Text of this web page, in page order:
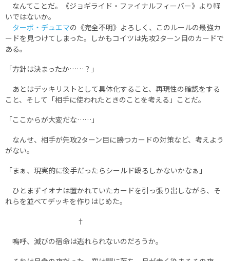
なんてことだ。《ジョギライド・ファイナルフィーバー》より軽
いではないか。
ターボ・デュエマの《完全不明》よろしく、このルールの最強カ
ードを見つけてしまった。しかもコイツは先攻2ターン目のカードで
ある。
「方針は決まったか……？」
あとはデッキリストとして具体化すること、再現性の確認をする
こと、そして「相手に使われたときのことを考える」ことだ。
「ここからが大変だな……」
なんせ、相手が先攻2ターン目に勝つカードの対策など、考えよう
がない。
「まぁ、現実的に後手だったらシールド殴るしかないかなぁ」
ひとまずイオナは置かれていたカードを引っ張り出しながら、そ
れらを並べてデッキを作りはじめた。
†
嗚呼、滅びの宿命は逃れられないのだろうか。